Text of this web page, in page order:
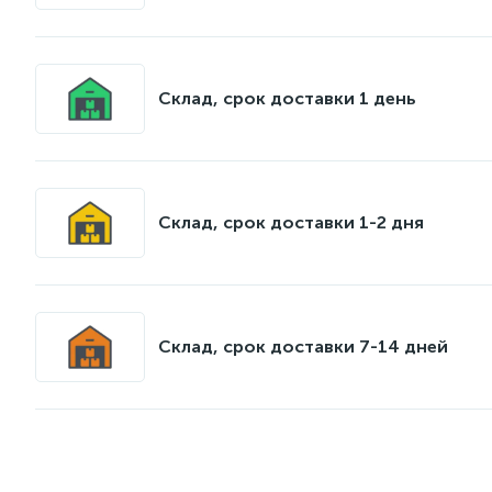
Склад, срок доставки 1 день
Склад, срок доставки 1-2 дня
Склад, срок доставки 7-14 дней